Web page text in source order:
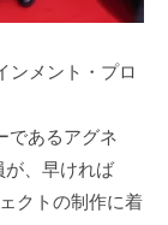
ンメント・プロ
であるアグネ
が、早ければ
クトの制作に着